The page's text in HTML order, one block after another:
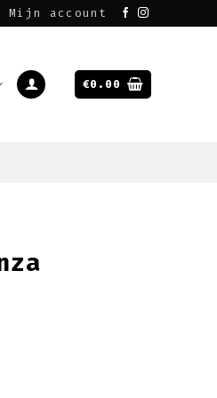
Mijn account
€0.00